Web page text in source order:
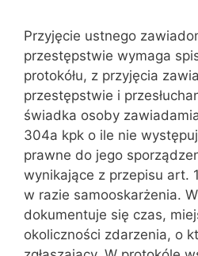
Przyjęcie ustnego
przestępstwie wymaga
protokółu, z przyjęcia
przestępstwie i
świadka osoby
304a kpk o ile nie
prawne do jego
wynikające z przepisu art.
w razie samooskarżenia.
dokumentuje się czas,
okoliczności zdarzenia, o